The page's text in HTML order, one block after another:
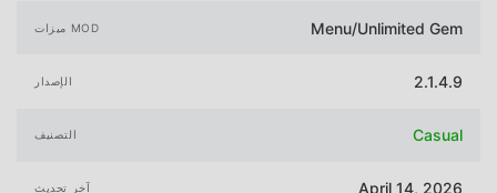
ميزات MOD Menu/Unlimited Gem
الإصدار 2.1.4.9
التصنيف Casual
آخر تحديث April 14, 2026